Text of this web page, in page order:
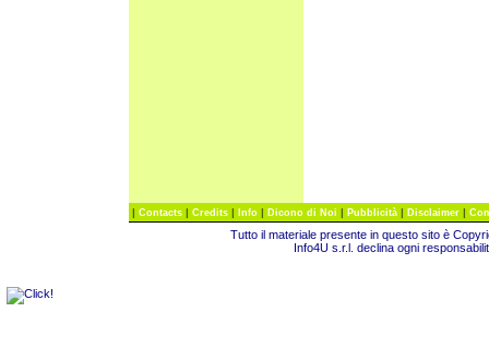
| Contacts | Credits | Info | Dicono di Noi | Pubblicità | Disclaimer |
Tutto il materiale presente in questo sito è
Info4U s.r.l. declina ogni